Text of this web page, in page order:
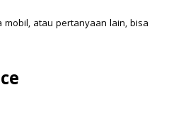
atau pertanyaan lain, bisa